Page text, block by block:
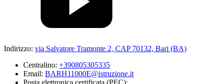
Indirizzo: via Salvatore Tramonte 2, CAP 70132, Bari (BA)
Centralino: +390805305335
Email: BARH11000E@istruzione.it